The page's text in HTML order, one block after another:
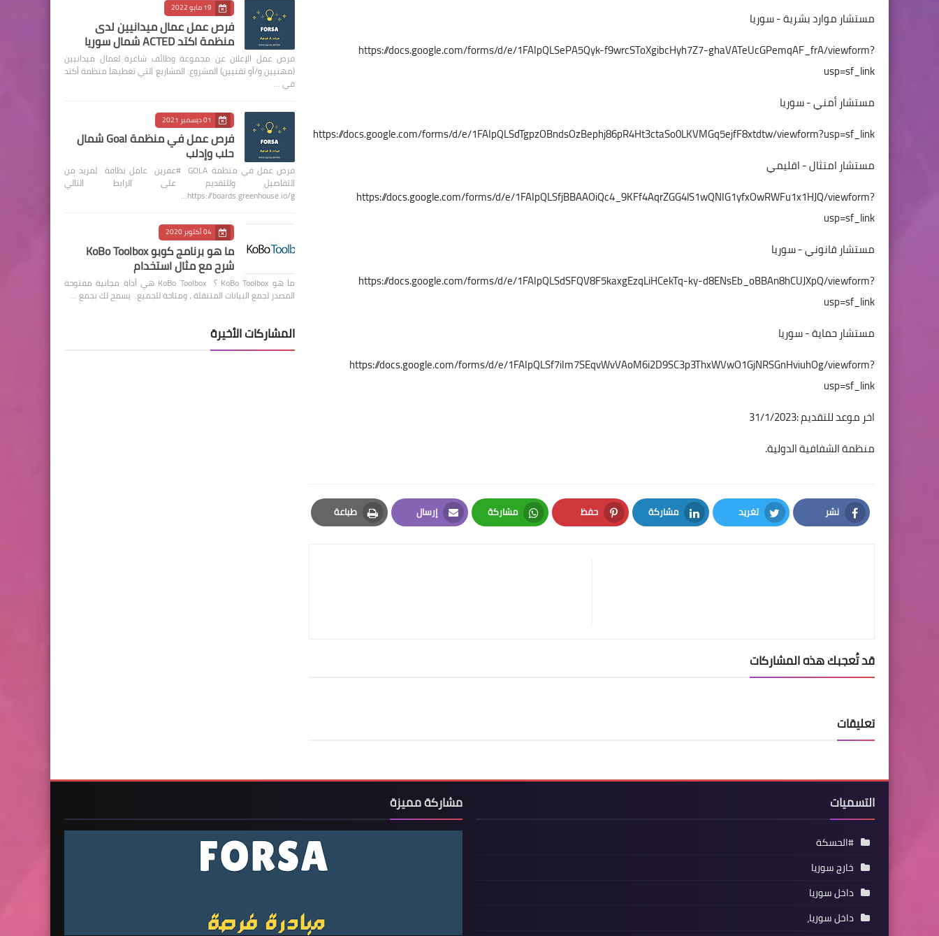
مستشار موارد بشرية - سوريا
https://docs.google.com/forms/d/e/1FAIpQLSePA5Qyk-f9wrcSToXgibcHyh7Z7-ghaVATeUcGPemqAF_frA/viewform?
usp=sf_link
مستشار أمني - سوريا
https://docs.google.com/forms/d/e/1FAIpQLSdTgpzOBndsOzBephj86pR4Ht3ctaSo0LKVMGq5ejfF8xtdtw/viewform?usp=sf_link
مستشار امتثال - اقليمي
https://docs.google.com/forms/d/e/1FAIpQLSfjBBAAOiQc4_9KFf4AqrZGG4lS1wQNIG1yfxOwRWFu1x1HJQ/viewform?
usp=sf_link
مستشار قانوني - سوريا
https://docs.google.com/forms/d/e/1FAIpQLSdSFQV8F5kaxgEzqLiHCekTq-ky-d8ENsEb_oBBAn8hCUJXpQ/viewform?
usp=sf_link
مستشار حماية - سوريا
https://docs.google.com/forms/d/e/1FAIpQLSf7iIm7SEqvWvVAoM6i2D9SC3p3ThxWVwO1GjNRSGnHviuhOg/viewform?
usp=sf_link
اخر موعد للتقديم :31/1/2023
منظمة الشفافية الدولية.
نشر
Facebook
تغريد
Twitter
مشاركة
LinkedIn
حفظ
Pinterest
مشاركة
Whatsapp
إرسال
Email
طباعة
Print
قد تُعجبك هذه المشاركات
تعليقات
19 مايو 2022
فرص عمل عمال ميدانيين لدى
منظمة اكتد ACTED شمال سوريا
فرص عمل الإعلان عن مجموعة وظائف شاغرة لعمال ميدانيين
(مهنيين و/أو تقنيين) المشروع: المشاريع التي تغطيها منظمة أكتد
في …
01 ديسمبر 2021
فرص عمل في منظمة Goal شمال
حلب وإدلب
فرص عمل في منظمة GOLA #عفرين عامل نظافة لمزيد من
التفاصيل وللتقديم على الرابط التالي
https://boards.greenhouse.io/g…
04 أكتوبر 2020
ما هو برنامج كوبو KoBo Toolbox
شرح مع مثال استخدام
ما هو KoBo Toolbox ؟ KoBo Toolbox هي أداة مجانية مفتوحة
المصدر لجمع البيانات المتنقلة ، ومتاحة للجميع. يسمح لك بجمع …
المشاركات الأخيرة
التسميات
#الحسكة
خارج سوريا
داخل سوريا
داخل سوريا،
مشاركة مميزة